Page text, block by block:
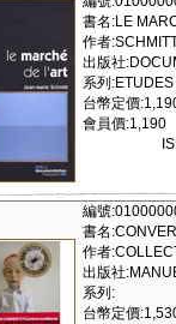
書名:LE
作者
出版社
系列
台幣定價
會員價:1,190
編號
書名
作者
出版社
系列:
台幣定價